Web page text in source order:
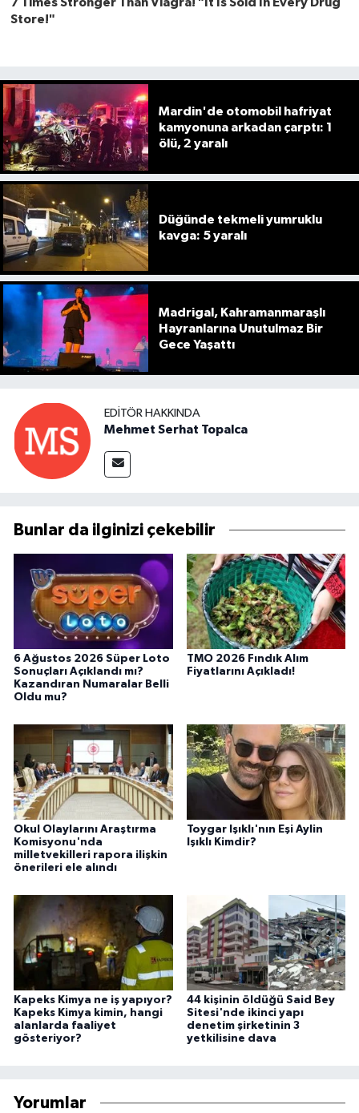
Mardin'de otomobil hafriyat
kamyonuna arkadan çarptı: 1
ölü, 2 yaralı
Düğünde tekmeli yumruklu
kavga: 5 yaralı
Madrigal, Kahramanmaraşlı
Hayranlarına Unutulmaz Bir
Gece Yaşattı
EDITÖR HAKKINDA
Mehmet Serhat Topalca
Bunlar da ilginizi çekebilir
6 Ağustos 2026 Süper Loto
Sonuçları Açıklandı mı?
Kazandıran Numaralar Belli
Oldu mu?
TMO 2026 Fındık Alım
Fiyatlarını Açıkladı!
Okul Olaylarını Araştırma
Komisyonu'nda
milletvekilleri rapora ilişkin
önerileri ele alındı
Toygar Işıklı'nın Eşi Aylin
Işıklı Kimdir?
Kapeks Kimya ne iş yapıyor?
Kapeks Kimya kimin, hangi
alanlarda faaliyet
gösteriyor?
44 kişinin öldüğü Said Bey
Sitesi'nde ikinci yapı
denetim şirketinin 3
yetkilisine dava
Yorumlar